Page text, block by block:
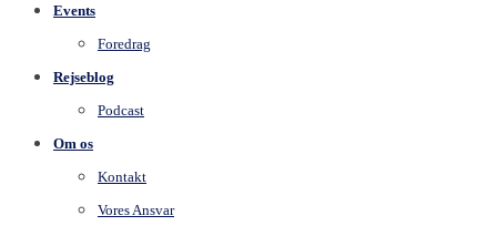
Events
Foredrag
Rejseblog
Podcast
Om os
Kontakt
Vores Ansvar